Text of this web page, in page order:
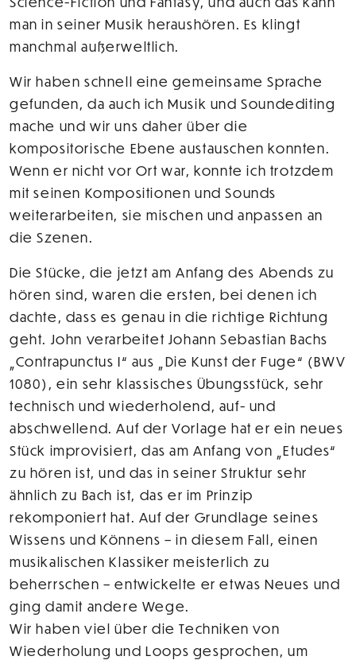
man in seiner Musik heraushören. Es klingt
manchmal außerweltlich.
Wir haben schnell eine gemeinsame Sprache
gefunden, da auch ich Musik und Soundediting
mache und wir uns daher über die
kompositorische Ebene austauschen konnten.
Wenn er nicht vor Ort war, konnte ich trotzdem
mit seinen Kompositionen und Sounds
weiterarbeiten, sie mischen und anpassen an
die Szenen.
Die Stücke, die jetzt am Anfang des Abends zu
hören sind, waren die ersten, bei denen ich
dachte, dass es genau in die richtige Richtung
geht. John verarbeitet Johann Sebastian Bachs
„Contrapunctus I“ aus „Die Kunst der Fuge“ (BWV
1080), ein sehr klassisches Übungsstück, sehr
technisch und wiederholend, auf- und
abschwellend. Auf der Vorlage hat er ein neues
Stück improvisiert, das am Anfang von „Etudes“
zu hören ist, und das in seiner Struktur sehr
ähnlich zu Bach ist, das er im Prinzip
rekomponiert hat. Auf der Grundlage seines
Wissens und Könnens – in diesem Fall, einen
musikalischen Klassiker meisterlich zu
beherrschen – entwickelte er etwas Neues und
ging damit andere Wege.
Wir haben viel über die Techniken von
Wiederholung und Loops gesprochen, um